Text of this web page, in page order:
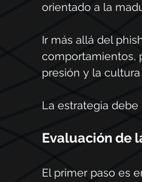
orientado a la
Ir más allá del
comportamientos,
presión y la
La estrategia
Evaluación de
El primer paso es